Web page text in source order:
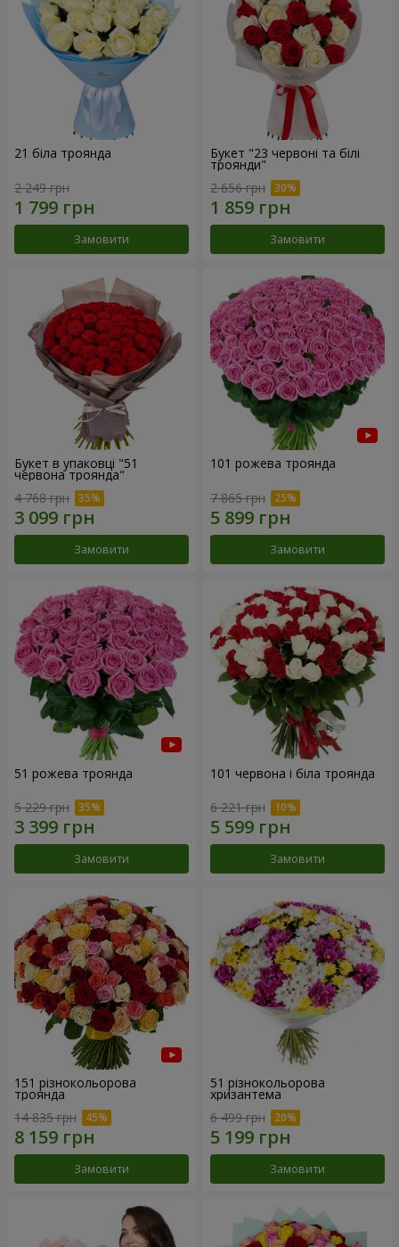
21 біла троянда
2 249 грн
Замовити
Букет "23 червоні та білі
троянди"
2 656 грн
Замовити
Букет в упаковці "51
червона троянда"
4 768 грн
Замовити
101 рожева троянда
7 865 грн
Замовити
51 рожева троянда
5 229 грн
Замовити
101 червона і біла троянда
6 221 грн
Замовити
151 різнокольорова
троянда
14 835 грн
Замовити
51 різнокольорова
хризантема
6 499 грн
Замовити